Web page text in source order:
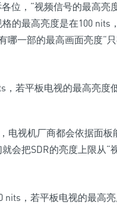
位，“视频信号的最高亮
的最高亮度是在100 nits
哪一部的最高画面亮度“
电视机厂商都会依据面板
会把SDR的亮度上限从“